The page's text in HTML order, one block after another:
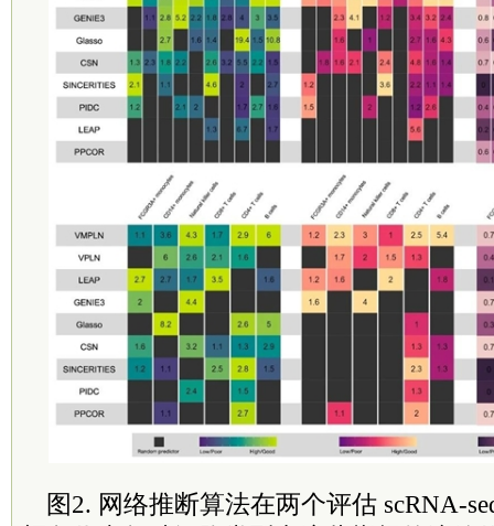
图2. 网络推断算法在两个评估 scRNA-